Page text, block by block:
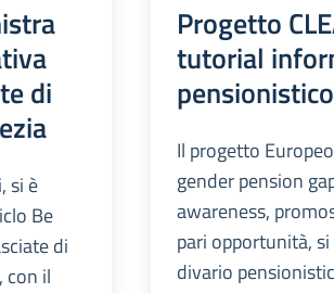
di
si è
Be
di
con il
Progetto
tutorial
Il progetto
gender pension
awareness,
pari opportunità,
divario